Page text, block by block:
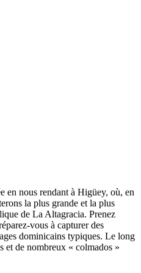
en nous rendant à Higüey, où, en
la plus grande et la plus
de La Altagracia. Prenez
vous à capturer des
dominicains typiques. Le long
et de nombreux « colmados »